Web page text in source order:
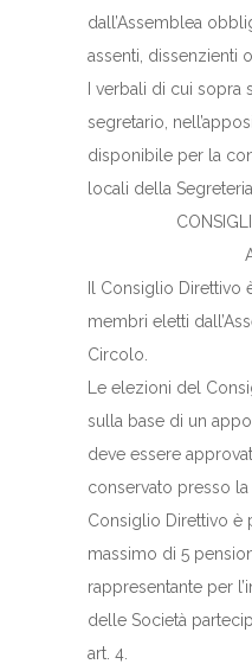
dall’Assemblea
assenti, dissenzienti
I verbali di cui sopra
segretario,
disponibile per la
locali della Segreteria.
Il Consiglio Direttivo
membri eletti
Circolo.
Le elezioni del
sulla base di un
deve essere
conservato presso la
Consiglio Direttivo è
massimo di 5
rappresentante per
delle Società
art. 4.